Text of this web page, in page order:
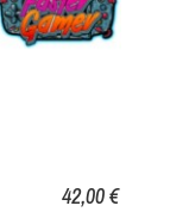
42,00 €